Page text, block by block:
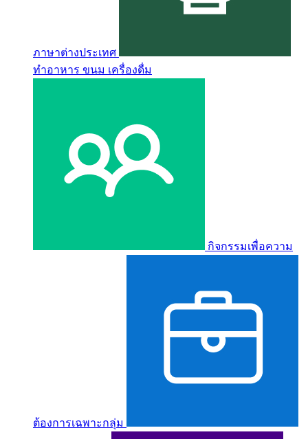
ภาษาต่างประเทศ
ทำอาหาร ขนม เครื่องดื่ม
กิจกรรมเพื่อความ
ต้องการเฉพาะกลุ่ม